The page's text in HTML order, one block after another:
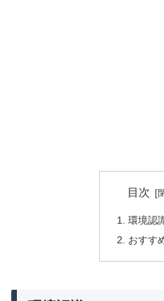
目次
環境認
おすす